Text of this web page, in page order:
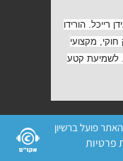
רייכל. הורידו
מקצועי
לשמיעת קטע
פרטיות